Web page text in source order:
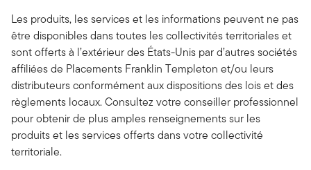
Les produits, les services et les informations peuvent ne pas
être disponibles dans toutes les collectivités territoriales et
sont offerts à l’extérieur des États-Unis par d’autres sociétés
affiliées de Placements Franklin Templeton et/ou leurs
distributeurs conformément aux dispositions des lois et des
règlements locaux. Consultez votre conseiller professionnel
pour obtenir de plus amples renseignements sur les
produits et les services offerts dans votre collectivité
territoriale.